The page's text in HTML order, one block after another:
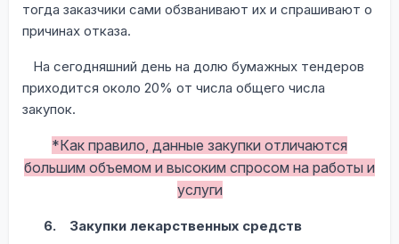
тогда заказчики сами обзванивают их и спрашивают о
причинах отказа.
На сегодняшний день на долю бумажных тендеров
приходится около 20% от числа общего числа
закупок.
*Как правило, данные закупки отличаются
большим объемом и высоким спросом на работы и
услуги
6. Закупки лекарственных средств